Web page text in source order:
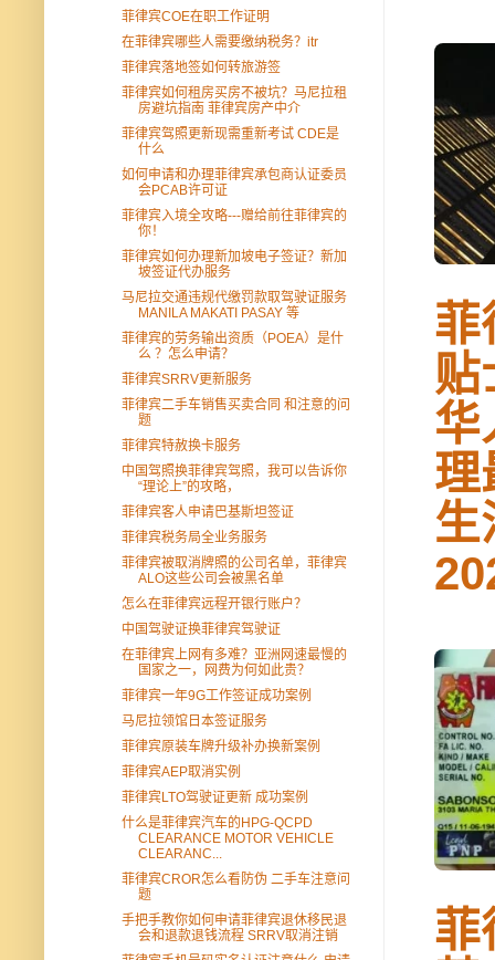
菲
贴
华
理
生
菲
菲律宾COE在职工作证明
在菲律宾哪些人需要缴纳税务？itr
菲律宾落地签如何转旅游签
菲律宾如何租房买房不被坑？马尼拉租
房避坑指南 菲律宾房产中介
菲律宾驾照更新现需重新考试 CDE是
什么
如何申请和办理菲律宾承包商认证委员
会PCAB许可证
菲律宾入境全攻略---赠给前往菲律宾的
你！
菲律宾如何办理新加坡电子签证？新加
坡签证代办服务
马尼拉交通违规代缴罚款取驾驶证服务
MANILA MAKATI PASAY 等
菲律宾的劳务输出资质（POEA）是什
么 ？怎么申请？
菲律宾SRRV更新服务
菲律宾二手车销售买卖合同 和注意的问
题
菲律宾特赦换卡服务
中国驾照换菲律宾驾照，我可以告诉你
“理论上”的攻略，
菲律宾客人申请巴基斯坦签证
菲律宾税务局全业务服务
菲律宾被取消牌照的公司名单，菲律宾
ALO这些公司会被黑名单
怎么在菲律宾远程开银行账户？
中国驾驶证换菲律宾驾驶证
在菲律宾上网有多难？亚洲网速最慢的
国家之一，网费为何如此贵？
菲律宾一年9G工作签证成功案例
马尼拉领馆日本签证服务
菲律宾原装车牌升级补办换新案例
菲律宾AEP取消实例
菲律宾LTO驾驶证更新 成功案例
什么是菲律宾汽车的HPG-QCPD
CLEARANCE MOTOR VEHICLE
CLEARANC...
菲律宾CROR怎么看防伪 二手车注意问
题
手把手教你如何申请菲律宾退休移民退
会和退款退钱流程 SRRV取消注销